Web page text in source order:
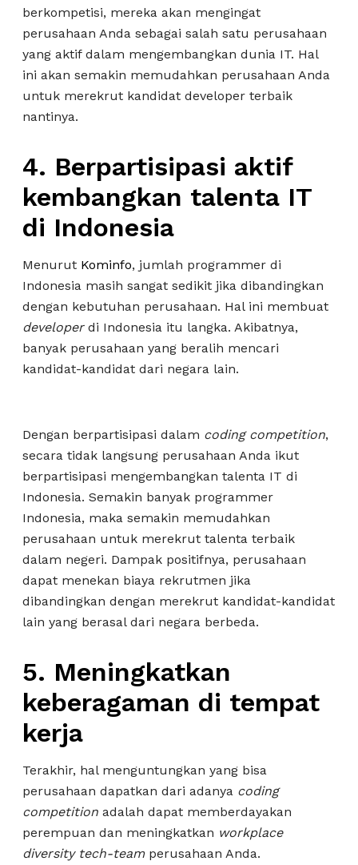
berkompetisi, mereka akan mengingat
perusahaan Anda sebagai salah satu perusahaan
yang aktif dalam mengembangkan dunia IT. Hal
ini akan semakin memudahkan perusahaan Anda
untuk merekrut kandidat developer terbaik
nantinya.
4. Berpartisipasi aktif
kembangkan talenta IT
di Indonesia
Menurut Kominfo, jumlah programmer di
Indonesia masih sangat sedikit jika dibandingkan
dengan kebutuhan perusahaan. Hal ini membuat
developerdi Indonesia itu langka. Akibatnya,
banyak perusahaan yang beralih mencari
kandidat-kandidat dari negara lain.
Dengan berpartisipasi dalam coding competition,
secara tidak langsung perusahaan Anda ikut
berpartisipasi mengembangkan talenta IT di
Indonesia. Semakin banyak programmer
Indonesia, maka semakin memudahkan
perusahaan untuk merekrut talenta terbaik
dalam negeri. Dampak positifnya, perusahaan
dapat menekan biaya rekrutmen jika
dibandingkan dengan merekrut kandidat-kandidat
lain yang berasal dari negara berbeda.
5. Meningkatkan
keberagaman di tempat
kerja
Terakhir, hal menguntungkan yang bisa
perusahaan dapatkan dari adanya coding
competition adalah dapat memberdayakan
perempuan dan meningkatkan workplace
diversity tech-team perusahaan Anda.